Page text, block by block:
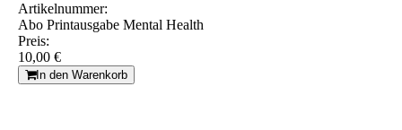
Artikelnummer:
Abo Printausgabe Mental Health
Preis:
10,00 €
In den Warenkorb